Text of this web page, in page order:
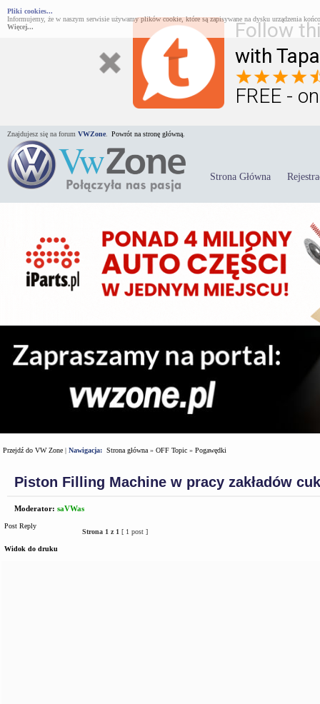
Follow
with
FREE -
Pliki cookies...
Informujemy, że w naszym serwisie używamy plików cookie, które są zapisywane na dysku urządzenia
Więcej...
Znajdujesz się na forum VWZone Powrót na stronę główną.
Strona Główna
Przejdź do VW Zone | Nawigacja: Strona główna » OFF Topic » Pogawędki
Piston Filling Machine w pracy zakładów
Moderator: saVWas
Post Reply
Strona 1 z 1 [ 1 post ]
Widok do druku